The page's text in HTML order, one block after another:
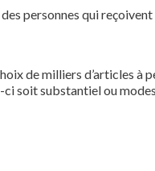
personnes qui
de milliers d’articles à
soit substantiel ou